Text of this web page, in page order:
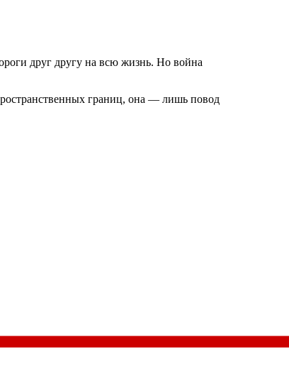
друг другу на всю жизнь. Но война
границ, она — лишь повод